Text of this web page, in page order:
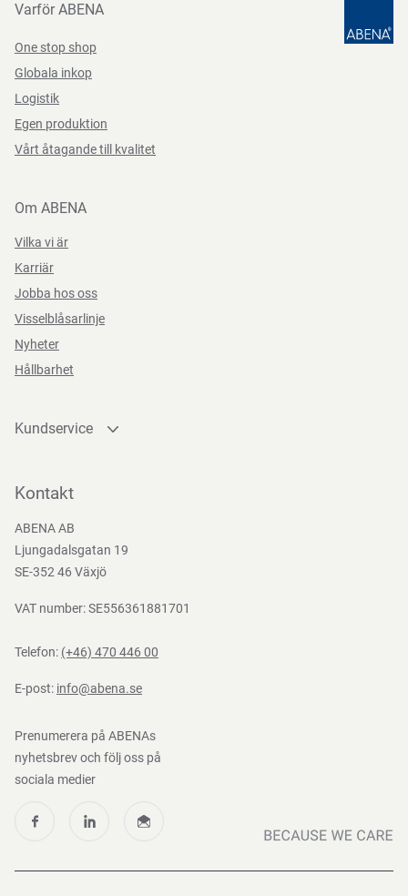
Varför ABENA
One stop shop
Globala inkop
Logistik
Egen produktion
Vårt åtagande till kvalitet
Om ABENA
Vilka vi är
Karriär
Jobba hos oss
Visselblåsarlinje
Nyheter
Hållbarhet
Kundservice
Bli kund
Nedladdningar
Kontakt
ABENA AB
Ljungadalsgatan 19
SE-352 46 Växjö
VAT number: SE556361881701
Telefon: (+46) 470 446 00
E-post: info@abena.se
Prenumerera på ABENAs
nyhetsbrev och följ oss på
sociala medier